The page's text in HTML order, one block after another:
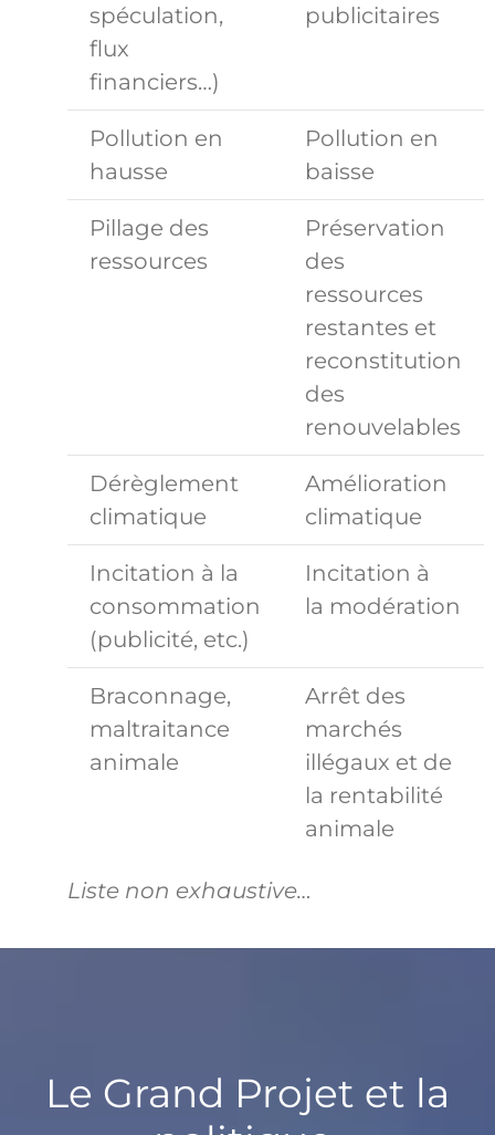
spéculation,
flux
financiers…)
publicitaires
Pollution en
hausse
Pollution en
baisse
Pillage des
ressources
Préservation
des
ressources
restantes et
reconstitution
des
renouvelables
Dérèglement
climatique
Amélioration
climatique
Incitation à la
consommation
(publicité, etc.)
Incitation à
la modération
Braconnage,
maltraitance
animale
Arrêt des
marchés
illégaux et de
la rentabilité
animale
Liste non exhaustive…
Le Grand Projet et la